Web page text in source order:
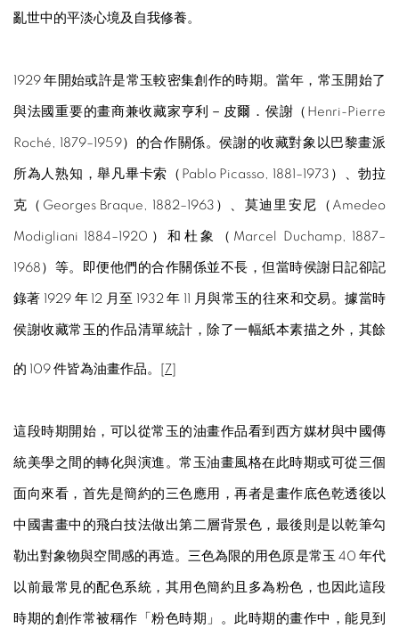
亂世中的平淡心境及自我修養。
1929 年開始或許是常玉較密集創作的時期。當年，常玉開始了
與法國重要的畫商兼收藏家亨利－皮爾．侯謝（Henri-Pierre
Roché, 1879–1959）的合作關係。侯謝的收藏對象以巴黎畫派
所為人熟知，舉凡畢卡索（Pablo Picasso, 1881–1973）、勃拉
克（Georges Braque, 1882–1963）、莫迪里安尼（Amedeo
Modigliani 1884–1920）和杜象（Marcel Duchamp, 1887–
1968）等。即便他們的合作關係並不長，但當時侯謝日記卻記
錄著 1929 年 12 月至 1932 年 11 月與常玉的往來和交易。據當時
侯謝收藏常玉的作品清單統計，除了一幅紙本素描之外，其餘
的 109 件皆為油畫作品。[ 7
這段時期開始，可以從常玉的油畫作品看到西方媒材與中國傳
統美學之間的轉化與演進。常玉油畫風格在此時期或可從三個
面向來看，首先是簡約的三色應用，再者是畫作底色乾透後以
中國書畫中的飛白技法做出第二層背景色，最後則是以乾筆勾
勒出對象物與空間感的再造。三色為限的用色原是常玉 40 年代
以前最常見的配色系統，其用色簡約且多為粉色，也因此這段
時期的創作常被稱作「粉色時期」。此時期的畫作中，能見到